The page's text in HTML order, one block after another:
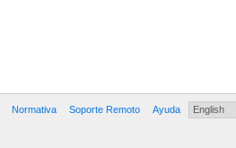
Normativa Soporte Remoto Ayuda